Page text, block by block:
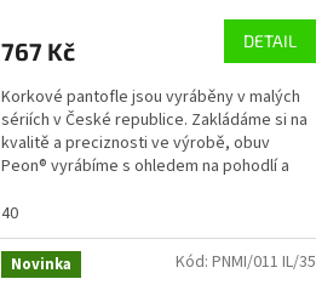
767 Kč DETAIL
Korkové pantofle jsou vyráběny v malých
sériích v České republice. Zakládáme si na
kvalitě a preciznosti ve výrobě, obuv
Peon® vyrábíme s ohledem na pohodlí a
40
Novinka Kód: PNMI/011 IL/35